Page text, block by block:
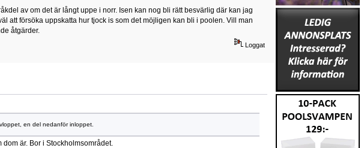
av om det är långt uppe i norr. Isen kan nog bli rätt besvärlig där kan jag
att försöka uppskatta hur tjock is som det möjligen kan bli i poolen. Vill man
åtgärder.
Loggat
en del nedanför inloppet.
är. Bor i Stockholmsområdet.